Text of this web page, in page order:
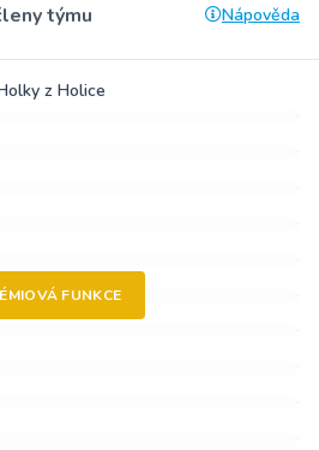
týmu Nápověda
z Holice
FUNKCE